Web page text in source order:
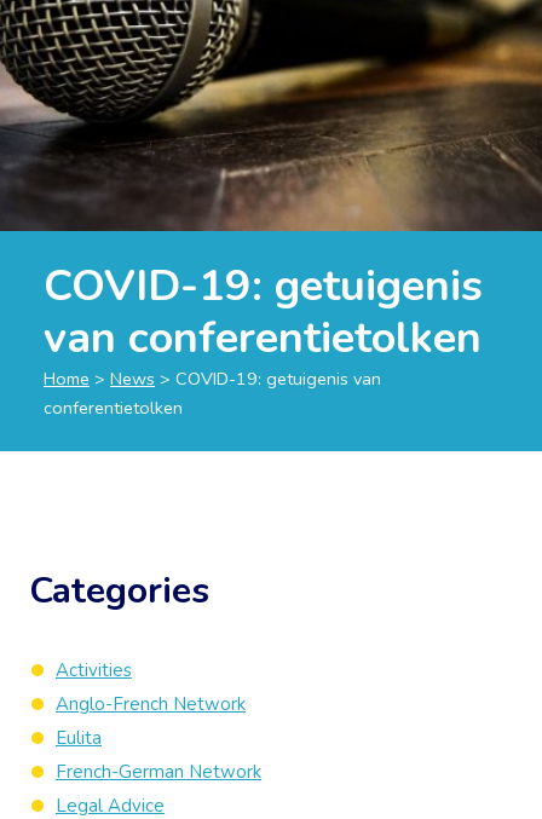
COVID-19: getuigenis
van conferentietolken
Home > News > COVID-19: getuigenis van
conferentietolken
Categories
Activities
Anglo-French Network
Eulita
French-German Network
Legal Advice